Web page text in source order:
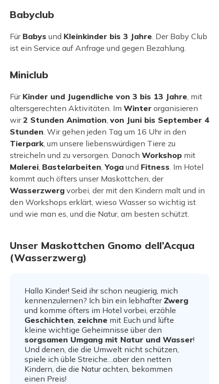
Babyclub
Für Babys und Kleinkinder bis 3 Jahre . Der Baby Club
ist ein Service auf Anfrage und gegen Bezahlung.
Miniclub
Für Kinder und Jugendliche von 3 bis 13 Jahre , mit
altersgerechten Aktivitäten. Im Winter organisieren
wir2 Stunden Animation von Juni bis September 4
Stunden . Wir gehen jeden Tag um 16 Uhr in den
Tierpark , um unsere liebenswürdigen Tiere zu
streicheln und zu versorgen. Danach Workshop mit
Malerei Bastelarbeiten ,Yoga und Fitness . Im Hotel
kommt auch öfters unser Maskottchen, der
Wasserzwerg vorbei, der mit den Kindern malt und in
den Workshops erklärt, wieso Wasser so wichtig ist
und wie man es, und die Natur, am besten schützt.
Unser Maskottchen Gnomo dell’Acqua
(Wasserzwerg)
Hallo Kinder! Seid ihr schon neugierig, mich
kennenzulernen? Ich bin ein lebhafter Zwerg
und komme öfters im Hotel vorbei, erzähle
Geschichten zeichne mit Euch und lüfte
kleine wichtige Geheimnisse über den
sorgsamen Umgang mit Natur und Wasser!
Und denen, die die Umwelt nicht schützen,
spiele ich üble Streiche…aber den netten
Kindern, die die Natur achten, bekommen
einen Preis!